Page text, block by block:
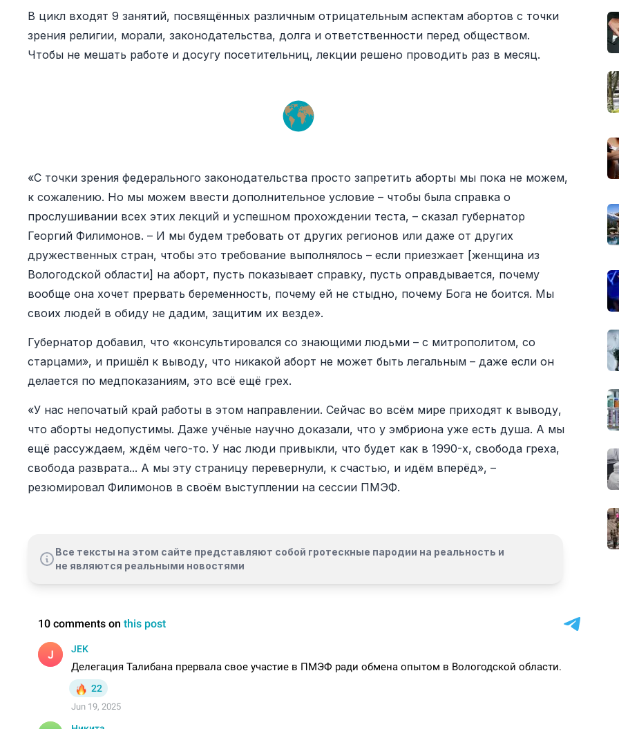
В цикл входят 9 занятий, посвящённых различным отрицательным аспектам абортов с точки
зрения религии, морали, законодательства, долга и ответственности перед обществом.
Чтобы не мешать работе и досугу посетительниц, лекции решено проводить раз в месяц.
«С точки зрения федерального законодательства просто запретить аборты мы пока не можем,
к сожалению. Но мы можем ввести дополнительное условие – чтобы была справка о
прослушивании всех этих лекций и успешном прохождении теста, – сказал губернатор
Георгий Филимонов. – И мы будем требовать от других регионов или даже от других
дружественных стран, чтобы это требование выполнялось – если приезжает [женщина из
Вологодской области] на аборт, пусть показывает справку, пусть оправдывается, почему
вообще она хочет прервать беременность, почему ей не стыдно, почему Бога не боится. Мы
своих людей в обиду не дадим, защитим их везде».
Губернатор добавил, что «консультировался со знающими людьми – с митрополитом, со
старцами», и пришёл к выводу, что никакой аборт не может быть легальным – даже если он
делается по медпоказаниям, это всё ещё грех.
«У нас непочатый край работы в этом направлении. Сейчас во всём мире приходят к выводу,
что аборты недопустимы. Даже учёные научно доказали, что у эмбриона уже есть душа. А мы
ещё рассуждаем, ждём чего-то. У нас люди привыкли, что будет как в 1990-х, свобода греха,
свобода разврата... А мы эту страницу перевернули, к счастью, и идём вперёд», –
резюмировал Филимонов в своём выступлении на сессии ПМЭФ.
Все тексты на этом сайте представляют собой гротескные пародии на реальность и
не являются реальными новостями